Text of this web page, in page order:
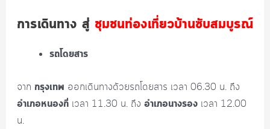
การเดินทาง สู่ ชุมชนท่องเที่ยวบ้านซับสมบูรณ์
รถโดยสาร
จาก กรุงเทพ ออกเดินทางด้วยรถโดยสาร เวลา 06.30 น. ถึง
อำเภอหนองกี่เวลา 11.30 น. ถึง อำเภอนางรองเวลา 12.00
น.